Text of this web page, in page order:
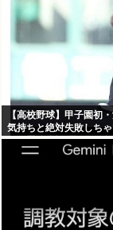
【高校野球】甲子園初
気持ちと絶対失敗しち